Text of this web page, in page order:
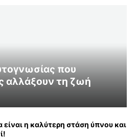
που
αλλάξουν τη ζωή
είναι η καλύτερη στάση ύπνου και